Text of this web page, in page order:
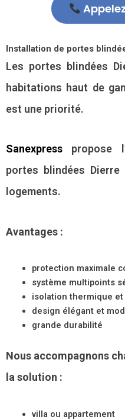
Installation de portes
Les portes blindées
habitations haut de
est une priorité.
Sanexpress
propose
portes blindées
logements.
Avantages :
protection maximale
système multipoints
isolation thermique et
design élégant et
grande durabilité
Nous accompagnons
la solution :
villa ou appartement